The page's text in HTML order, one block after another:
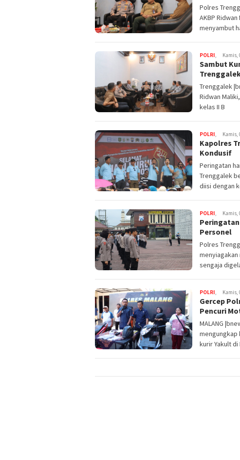
Polres
AKBP
menyambut
POLRI, Kamis,
Sambut
Trenggalek
Ridwan
kelas II B
POLRI, Kamis,
Kapolres
Kondusif
Peringatan
Trenggalek
diisi dengan
POLRI, Kamis,
Personel
Polres
sengaja
POLRI, Kamis,
Gercep
Pencuri
MALANG
mengungkap
kurir Yakult di